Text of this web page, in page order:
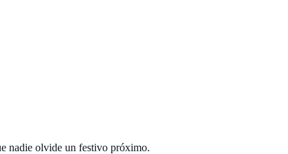
nadie olvide un festivo próximo.